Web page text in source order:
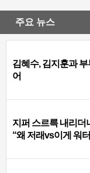
주요 뉴스
김혜수, 김지훈과 부
어
지퍼 스르륵 내리
“왜 저래vs이게 워